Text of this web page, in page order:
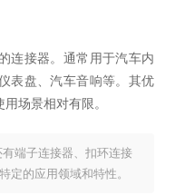
表盘、汽车音响等。其优
场景相对有限。
端子连接器、扣环连接
定的应用领域和特性。